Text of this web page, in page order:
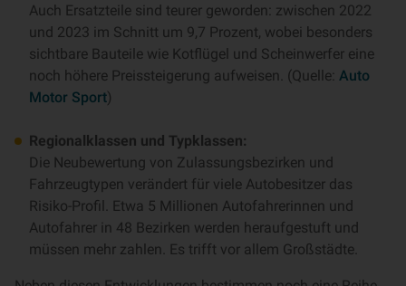
Auch Ersatzteile sind teurer geworden: zwischen 2022
und 2023 im Schnitt um 9,7 Prozent, wobei besonders
sichtbare Bauteile wie Kotflügel und Scheinwerfer eine
noch höhere Preissteigerung aufweisen. (Quelle: Auto
Motor Sport)
Regionalklassen und Typklassen:
Die Neubewertung von Zulassungsbezirken und
Fahrzeugtypen verändert für viele Autobesitzer das
Risiko-Profil. Etwa 5 Millionen Autofahrerinnen und
Autofahrer in 48 Bezirken werden heraufgestuft und
müssen mehr zahlen. Es trifft vor allem Großstädte.